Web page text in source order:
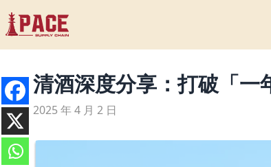
清酒深度分享：打破「一
2025 年 4 月 2 日